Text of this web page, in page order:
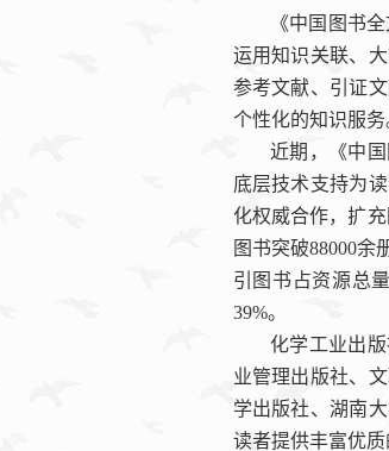
《中国图书
运用知识关联、
参考文献、引证
个性化的知识服务
近期，《中
底层技术支持为
化权威合作，扩
图书突破88000余
引图书占资源总
39%。
化学工业出
业管理出版社、
学出版社、湖南
读者提供丰富优质